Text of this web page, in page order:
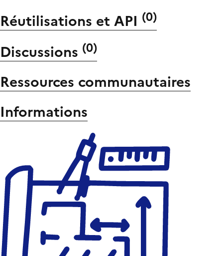
Réutilisations et API (0)
Discussions (0)
Ressources communautaires
Informations